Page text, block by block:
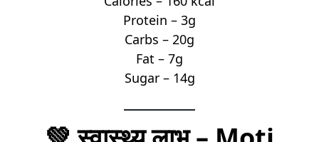
Protein – 3g
Carbs – 20g
Fat – 7g
Sugar – 14g